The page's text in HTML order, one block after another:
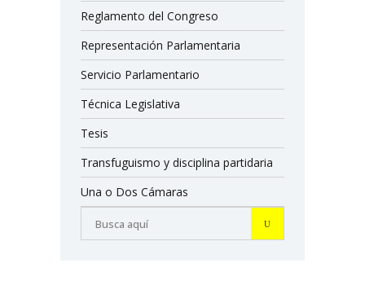
Reglamento del Congreso
Representación Parlamentaria
Servicio Parlamentario
Técnica Legislativa
Tesis
Transfuguismo y disciplina partidaria
Una o Dos Cámaras